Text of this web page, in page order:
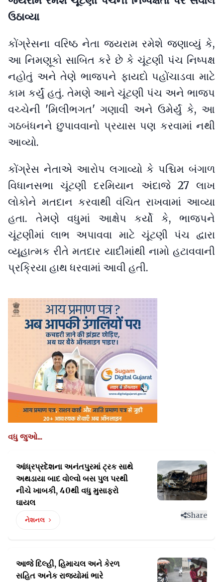
ઉઠાવ્યા
કોંગ્રેસના વરિષ્ઠ નેતા જયરામ રમેશે જણાવ્યું કે,
આ નિમણૂકો સાબિત કરે છે કે ચૂંટણી પંચ નિષ્પક્ષ
નહોતું અને તેણે ભાજપને ફાયદો પહોંચાડવા માટે
કામ કર્યું હતું. તેમણે આને ચૂંટણી પંચ અને ભાજપ
વચ્ચેની 'મિલીભગત' ગણાવી અને ઉમેર્યું કે, આ
ગઠબંધનને છુપાવવાનો પ્રયાસ પણ કરવામાં નથી
આવ્યો.
કોંગ્રેસ નેતાએ આરોપ લગાવ્યો કે પશ્ચિમ બંગાળ
વિધાનસભા ચૂંટણી દરમિયાન અંદાજે 27 લાખ
લોકોને મતદાન કરવાથી વંચિત રાખવામાં આવ્યા
હતા. તેમણે વધુમાં આક્ષેપ કર્યો કે, ભાજપને
ચૂંટણીમાં લાભ અપાવવા માટે ચૂંટણી પંચ દ્વારા
વ્યૂહાત્મક રીતે મતદાર યાદીમાંથી નામો હટાવવાની
પ્રક્રિયા હાથ ધરવામાં આવી હતી.
વધુ જુઓ...
આંધ્રપ્રદેશના અનંતપુરમાં ટ્રક સાથે
અથડાયા બાદ વોલ્વો બસ પુલ પરથી
નીચે ખાબકી, 40થી વધુ મુસાફરો
ઘાયલ
નેશનલ
Share
આજે દિલ્હી, હિમાચલ અને કેરળ
સહિત અનેક રાજ્યોમાં ભારે